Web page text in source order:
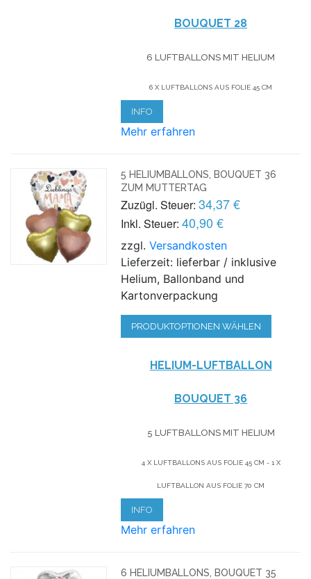
BOUQUET 28
6 LUFTBALLONS MIT HELIUM
6 X LUFTBALLONS AUS FOLIE 45 CM
INFO
Mehr erfahren
5 HELIUMBALLONS, BOUQUET 36
ZUM MUTTERTAG
Zuzügl. Steuer: 34,37 €
Inkl. Steuer: 40,90 €
zzgl.Versandkosten
Lieferzeit: lieferbar / inklusive
Helium, Ballonband und
Kartonverpackung
PRODUKTOPTIONEN WÄHLEN
HELIUM-LUFTBALLON
BOUQUET 36
5 LUFTBALLONS MIT HELIUM
4 X LUFTBALLONS AUS FOLIE 45 CM - 1 X
LUFTBALLON AUS FOLIE 70 CM
INFO
Mehr erfahren
6 HELIUMBALLONS, BOUQUET 35